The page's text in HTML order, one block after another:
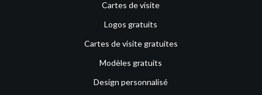
Cartes de visite
Logos gratuits
Cartes de visite gratuites
Modèles gratuits
Design personnalisé